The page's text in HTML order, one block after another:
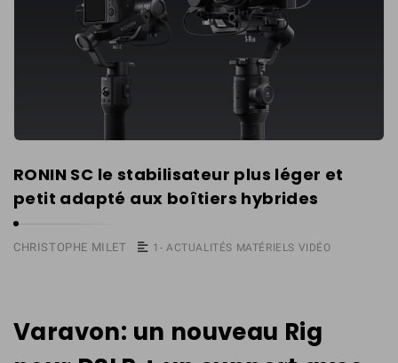
RONIN SC le stabilisateur plus léger et
petit adapté aux boîtiers hybrides
CHRISTOPHE MILET 1- ACTUALITÉS MATÉRIELS VIDÉO
Varavon: un nouveau Rig